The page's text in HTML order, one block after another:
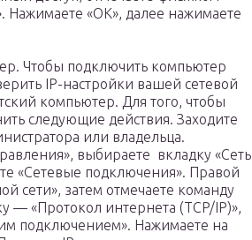
Нажимаете «ОК», далее нажимаете
Чтобы подключить компьютер
IP-настройки вашей сетевой
компьютер. Для того, чтобы
следующие действия. Заходите
или владельца.
выбираете вкладку «Сеть
«Сетевые подключения». Правой
сети», затем отмечаете команду
— «Протокол интернета (TCP/IP)»,
подключением». Нажимаете на